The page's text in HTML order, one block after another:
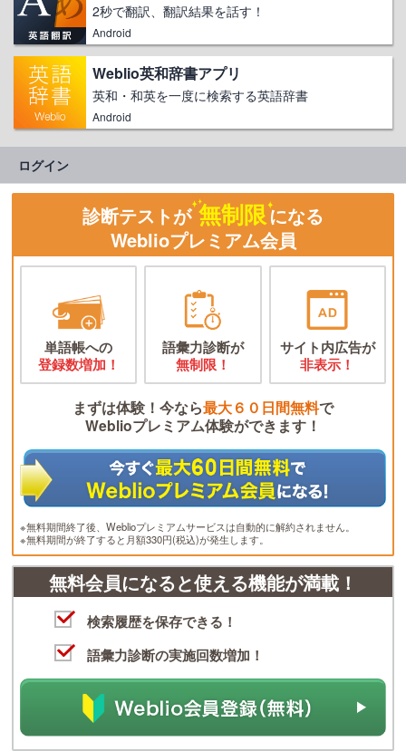
2秒で翻訳、翻訳結果を話す！
Android
Weblio英和辞書アプリ
英和・和英を一度に検索する英語辞書
Android
ログイン
診断テストが 無制限になる
Weblioプレミアム会員
単語帳への
登録数増加！
語彙力診断が
無制限！
サイト内広告が
非表示！
まずは体験！今なら最大６０日間無料で
Weblioプレミアム体験ができます！
※無料期間終了後、Weblioプレミアムサービスは自動的に解約されません。
※無料期間が終了すると月額330円(税込)が発生します。
無料会員になると使える機能が満載！
検索履歴を保存できる！
語彙力診断の実施回数増加！